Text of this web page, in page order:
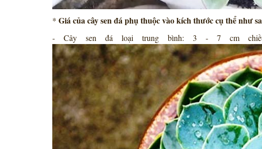
* Giá của cây sen đá phụ thuộc vào kích thước cụ thể như
- Cây sen đá loại trung bình: 3 - 7 cm